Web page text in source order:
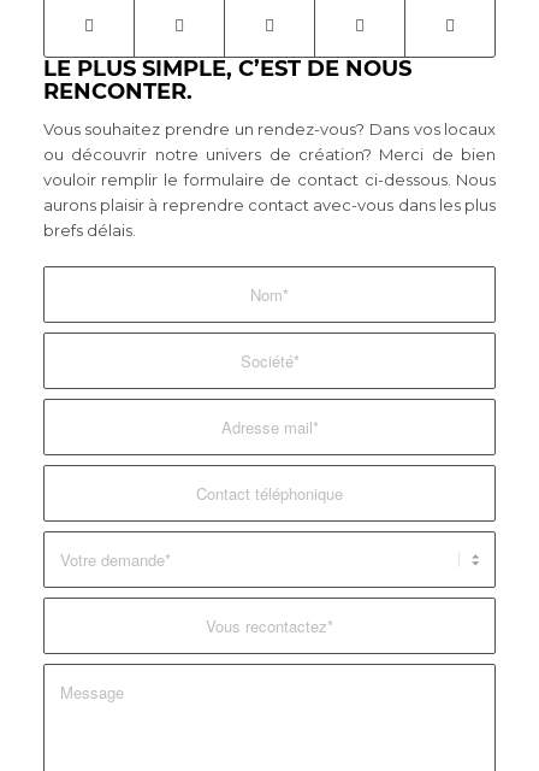
LE PLUS SIMPLE, C’EST DE NOUS
RENCONTER.
Vous souhaitez prendre un rendez-vous? Dans vos locaux
ou découvrir notre univers de création? Merci de bien
vouloir remplir le formulaire de contact ci-dessous. Nous
aurons plaisir à reprendre contact avec-vous dans les plus
brefs délais.